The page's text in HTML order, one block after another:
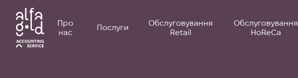
Про
нас
Послуги
Обслуговування
Retail
Обслуговування
HoReCa